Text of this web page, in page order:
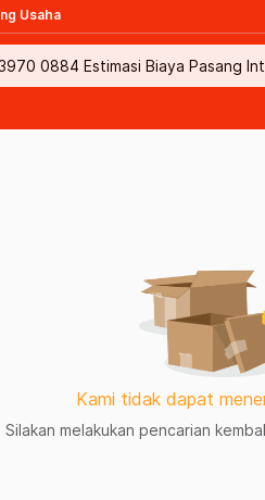
Usaha
Kami tidak dapat
Silakan melakukan pencarian